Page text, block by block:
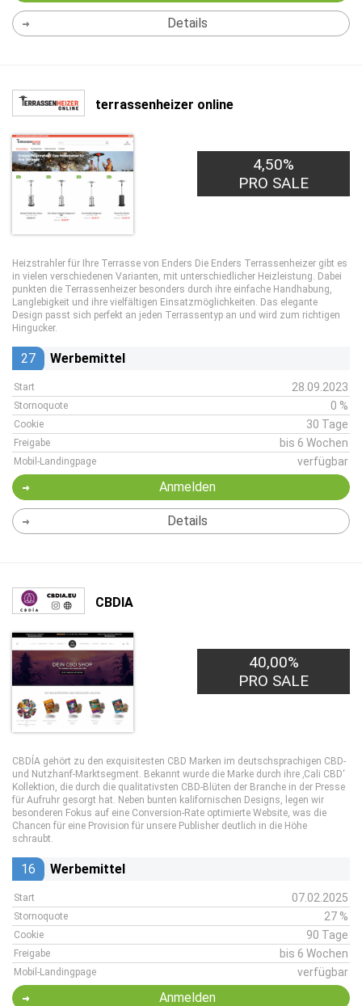
Details
terrassenheizer online
4,50%
PRO SALE
Heizstrahler für Ihre Terrasse von Enders Die Enders Terrassenheizer gibt es
in vielen verschiedenen Varianten, mit unterschiedlicher Heizleistung. Dabei
punkten die Terrassenheizer besonders durch ihre einfache Handhabung,
Langlebigkeit und ihre vielfältigen Einsatzmöglichkeiten. Das elegante
Design passt sich perfekt an jeden Terrassentyp an und wird zum richtigen
Hingucker.
27 Werbemittel
Start 28.09.2023
Stornoquote 0 %
Cookie 30 Tage
Freigabe bis 6 Wochen
Mobil-Landingpage verfügbar
Anmelden
Details
CBDIA
40,00%
PRO SALE
CBDÍA gehört zu den exquisitesten CBD Marken im deutschsprachigen CBD-
und Nutzhanf-Marktsegment. Bekannt wurde die Marke durch ihre ‚Cali CBD‘
Kollektion, die durch die qualitativsten CBD-Blüten der Branche in der Presse
für Aufruhr gesorgt hat. Neben bunten kalifornischen Designs, legen wir
besonderen Fokus auf eine Conversion-Rate optimierte Website, was die
Chancen für eine Provision für unsere Publisher deutlich in die Höhe
schraubt.
16 Werbemittel
Start 07.02.2025
Stornoquote 27 %
Cookie 90 Tage
Freigabe bis 6 Wochen
Mobil-Landingpage verfügbar
Anmelden